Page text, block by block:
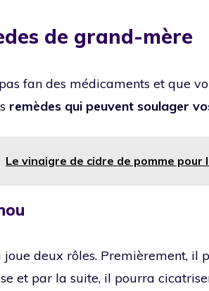
de grand-mère
pas fan des médicaments et que
remèdes qui peuvent soulager
Le vinaigre de cidre de pomme pour
joue deux rôles. Premièrement,
et par la suite, il pourra